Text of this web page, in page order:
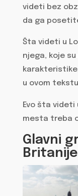
videti bez
da ga
Šta videti u
njega, koje
u ovom
Evo šta videti
mesta treba
Glavni